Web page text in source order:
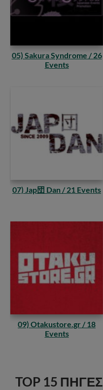
05) Sakura Syndrome / 26
Events
07) Jap団 Dan / 21 Events
09) Otakustore.gr / 18
Events
TOP 15 ΠΗΓΕΣ